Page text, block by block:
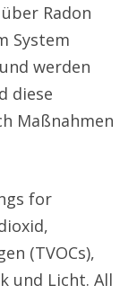
Radon
System
werden
diese
Maßnahmen
for
(TVOCs),
und Licht. All